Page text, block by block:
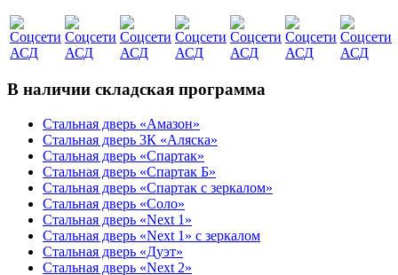
В наличии складская программа
Стальная дверь «Амазон»
Стальная дверь 3К «Аляска»
Стальная дверь «Спартак»
Стальная дверь «Спартак Б»
Стальная дверь «Спартак с зеркалом»
Стальная дверь «Соло»
Стальная дверь «Next 1»
Стальная дверь «Next 1» с зеркалом
Стальная дверь «Дуэт»
Стальная дверь «Next 2»